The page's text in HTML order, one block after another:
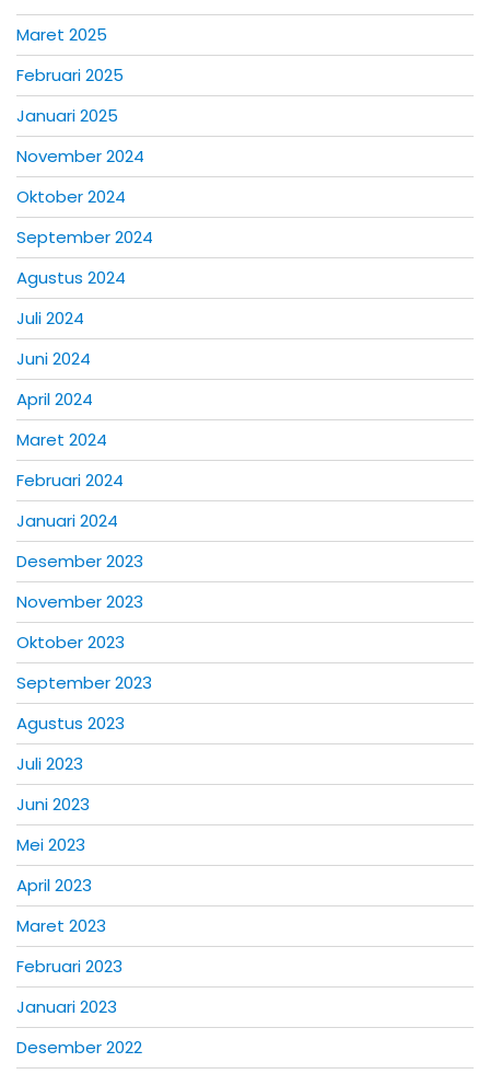
Maret 2025
Februari 2025
Januari 2025
November 2024
Oktober 2024
September 2024
Agustus 2024
Juli 2024
Juni 2024
April 2024
Maret 2024
Februari 2024
Januari 2024
Desember 2023
November 2023
Oktober 2023
September 2023
Agustus 2023
Juli 2023
Juni 2023
Mei 2023
April 2023
Maret 2023
Februari 2023
Januari 2023
Desember 2022